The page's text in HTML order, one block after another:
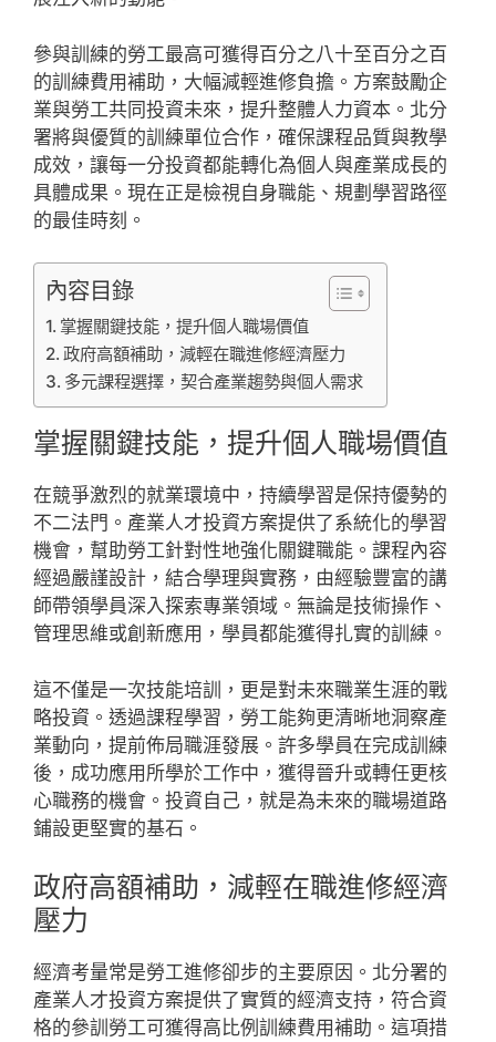
參與訓練的勞工最高可獲得百分之八十至百分之百
的訓練費用補助，大幅減輕進修負擔。方案鼓勵企
業與勞工共同投資未來，提升整體人力資本。北分
署將與優質的訓練單位合作，確保課程品質與教學
成效，讓每一分投資都能轉化為個人與產業成長的
具體成果。現在正是檢視自身職能、規劃學習路徑
的最佳時刻。
內容目錄
掌握關鍵技能，提升個人職場價值
政府高額補助，減輕在職進修經濟壓力
多元課程選擇，契合產業趨勢與個人需求
掌握關鍵技能，提升個人職場價值
在競爭激烈的就業環境中，持續學習是保持優勢的
不二法門。產業人才投資方案提供了系統化的學習
機會，幫助勞工針對性地強化關鍵職能。課程內容
經過嚴謹設計，結合學理與實務，由經驗豐富的講
師帶領學員深入探索專業領域。無論是技術操作、
管理思維或創新應用，學員都能獲得扎實的訓練。
這不僅是一次技能培訓，更是對未來職業生涯的戰
略投資。透過課程學習，勞工能夠更清晰地洞察產
業動向，提前佈局職涯發展。許多學員在完成訓練
後，成功應用所學於工作中，獲得晉升或轉任更核
心職務的機會。投資自己，就是為未來的職場道路
鋪設更堅實的基石。
政府高額補助，減輕在職進修經濟
壓力
經濟考量常是勞工進修卻步的主要原因。北分署的
產業人才投資方案提供了實質的經濟支持，符合資
格的參訓勞工可獲得高比例訓練費用補助。這項措